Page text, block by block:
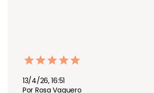
13/4/26, 16:51
Por Rosa Vaquero